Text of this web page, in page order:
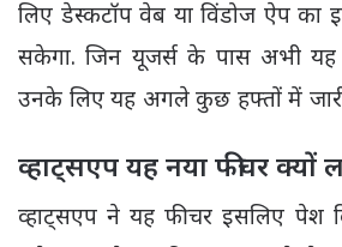
लिए डेस्कटॉप वेब या विंडोज ऐप का
सकेगा. जिन यूजर्स के पास अभी यह
उनके लिए यह अगले कुछ हफ्तों में जारी
व्हाट्सएप यह नया फीचर क्यों
व्हाट्सएप ने यह फीचर इसलिए पेश